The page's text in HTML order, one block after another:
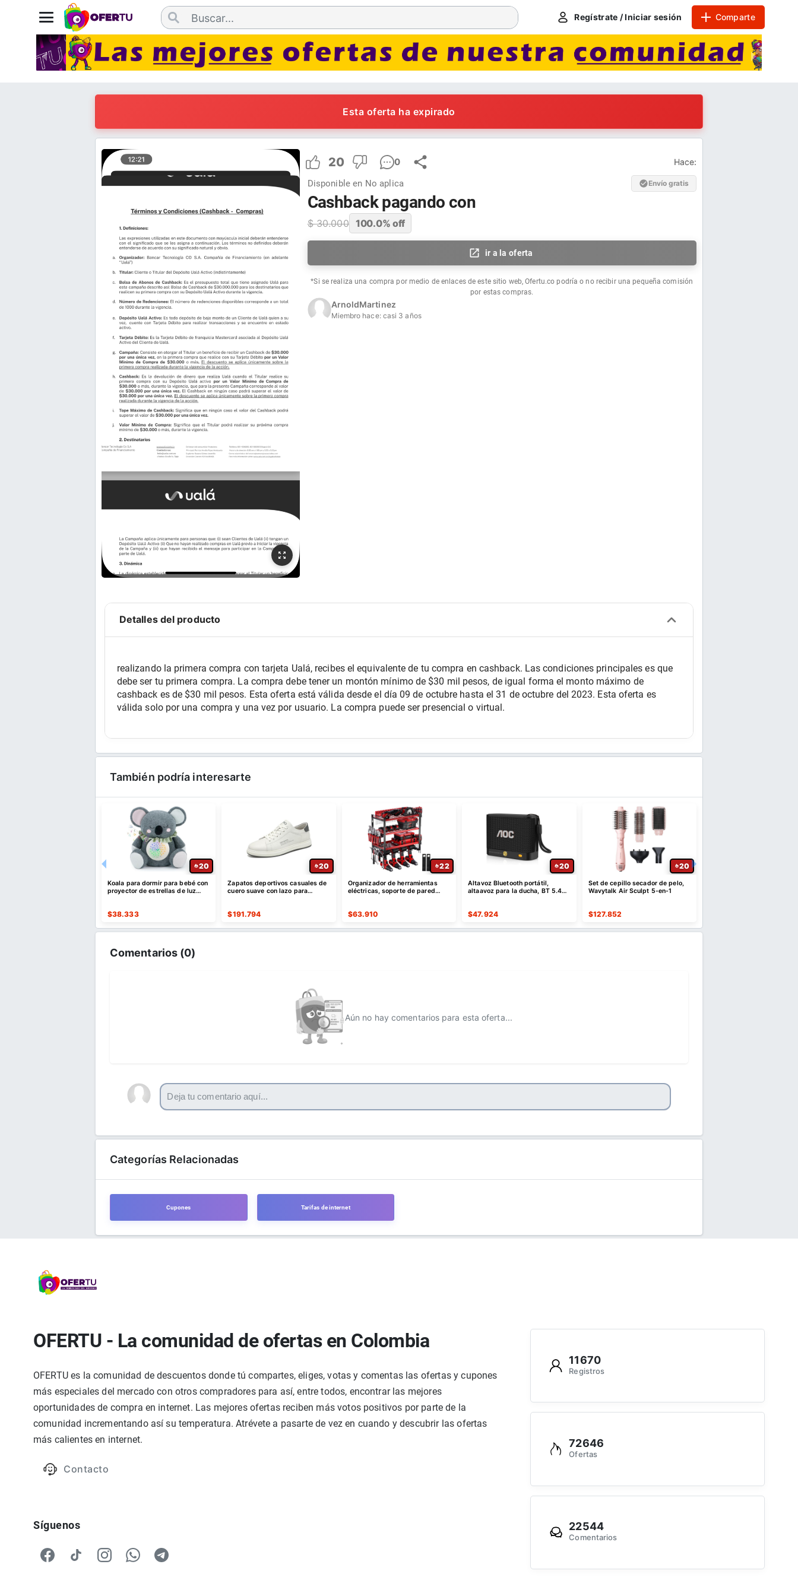
Regístrate / Iniciar sesión Comparte
Esta oferta ha expirado
20 0 Hace:
Disponible en No aplica Envío gratis
Cashback pagando con
$30.000 100.0% off
ir a la oferta
*Si se realiza una compra por medio de enlaces de este sitio web, Ofertu.co podría o no recibir una pequeña comisión
por estas compras.
ArnoldMartinez
Miembro hace: casi 3 años
Detalles del producto
realizando la primera compra con tarjeta Ualá, recibes el equivalente de tu compra en cashback. Las condiciones principales es que
debe ser tu primera compra. La compra debe tener un montón mínimo de $30 mil pesos, de igual forma el monto máximo de
cashback es de $30 mil pesos. Esta oferta está válida desde el día 09 de octubre hasta el 31 de octubre del 2023. Esta oferta es
válida solo por una compra y una vez por usuario. La compra puede ser presencial o virtual.
También podría interesarte
20
Koala para dormir para bebé con
proyector de estrellas de luz
$38.333
20
Zapatos deportivos casuales de
cuero suave con lazo para
$191.794
22
Organizador de herramientas
eléctricas, soporte de pared
$63.910
20
Altavoz Bluetooth portátil,
altaavoz para la ducha, BT 5.4
$47.924
20
Set de cepillo secador de pelo,
Wavytalk Air Sculpt 5-en-1
$127.852
Comentarios (0)
Aún no hay comentarios para esta oferta...
Categorías Relacionadas
Cupones Tarifas de internet
OFERTU - La comunidad de ofertas en Colombia
OFERTU es la comunidad de descuentos donde tú compartes, eliges, votas y comentas las ofertas y cupones
más especiales del mercado con otros compradores para así, entre todos, encontrar las mejores
oportunidades de compra en internet. Las mejores ofertas reciben más votos positivos por parte de la
comunidad incrementando así su temperatura. Atrévete a pasarte de vez en cuando y descubrir las ofertas
más calientes en internet.
Contacto
Síguenos
11670
Registros
72646
Ofertas
22544
Comentarios